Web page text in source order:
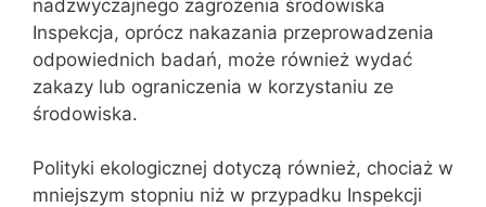
nadzwyczajnego zagrożenia środowiska
Inspekcja, oprócz nakazania przeprowadzenia
odpowiednich badań, może również wydać
zakazy lub ograniczenia w korzystaniu ze
środowiska.
Polityki ekologicznej dotyczą również, chociaż w
mniejszym stopniu niż w przypadku Inspekcji